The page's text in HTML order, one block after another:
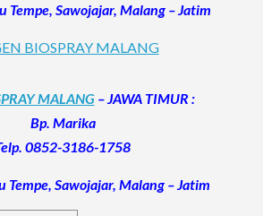
Tempe, Sawojajar, Malang – Jatim
MALANG– JAWA TIMUR :
Bp. Marika
0852-3186-1758
Tempe, Sawojajar, Malang – Jatim